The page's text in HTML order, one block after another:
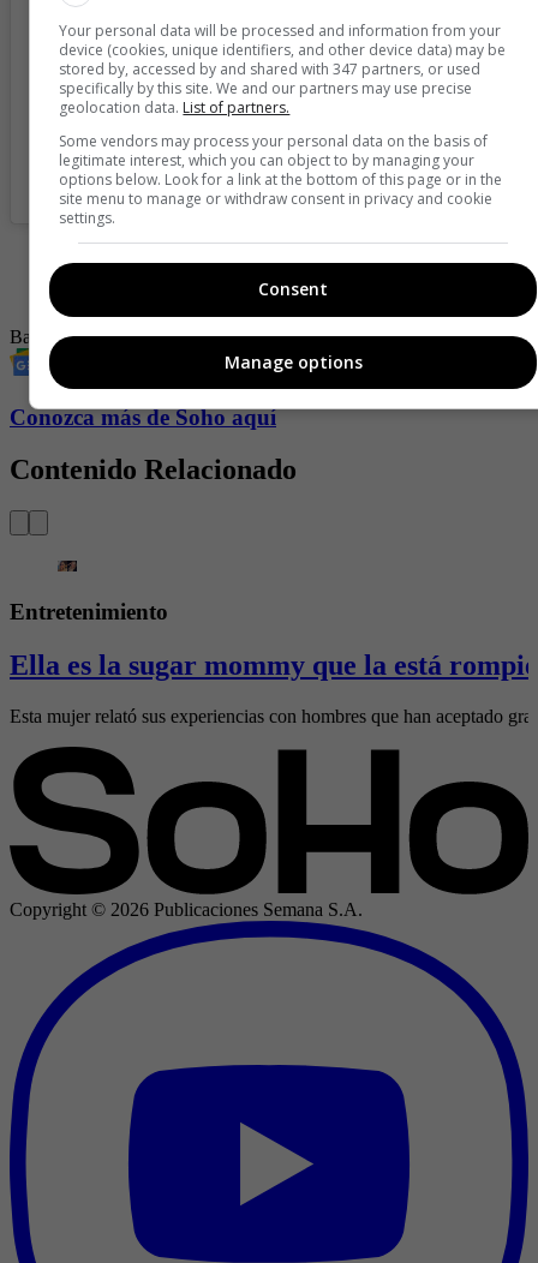
A post shared by 787 (@gabrielaberlingeri)
-
Bad BunnymujerVestido de bañobikinis
Conozca más de Soho aquí
Contenido Relacionado
Entretenimiento
Ella es la sugar mommy que la está
Esta mujer relató sus experiencias con hombres que han aceptado
Copyright © 2026 Publicaciones Semana S.A.
Your personal data will be processed and information from your
device (cookies, unique identifiers, and other device data) may be
stored by, accessed by and shared with 347 partners, or used
specifically by this site. We and our partners may use precise
geolocation data. List of partners.
Some vendors may process your personal data on the basis of
legitimate interest, which you can object to by managing your
options below. Look for a link at the bottom of this page or in the
site menu to manage or withdraw consent in privacy and cookie
settings.
Consent
Manage options